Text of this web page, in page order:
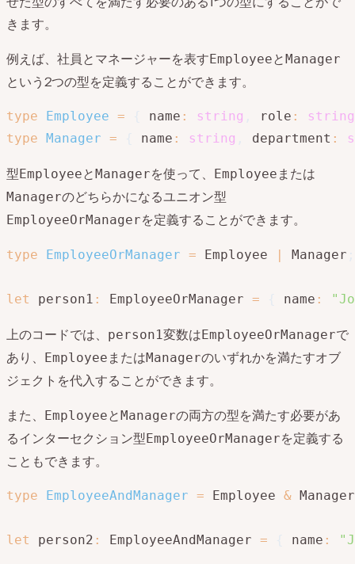
きます。
例えば、社員とマネージャーを表すEmployeeとManager
という2つの型を定義することができます。
type Employee = name : string role :
string
type Manager = name : string department :
型EmployeeとManagerを使って、 Employee または
Managerのどちらかになるユニオン型
EmployeeOrManagerを定義することができます。
type EmployeeOrManager = Employee | Manager
let person1 : EmployeeOrManager = name :
上のコードでは、 person1 変数はEmployeeOrManagerで
あり、
Employee またはManagerのいずれかを満たすオブ
ジェクトを代入することができます。
また、
EmployeeとManagerの両方の型を満たす必要があ
るインターセクション型EmployeeOrManagerを定義する
こともできます。
type EmployeeAndManager = Employee & Manager
let person2 : EmployeeAndManager = name :